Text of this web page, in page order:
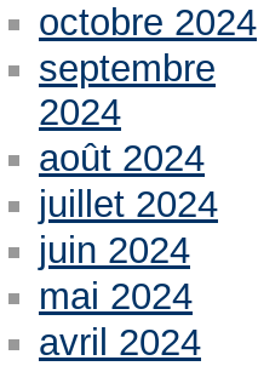
octobre 2024
septembre
2024
août 2024
juillet 2024
juin 2024
mai 2024
avril 2024